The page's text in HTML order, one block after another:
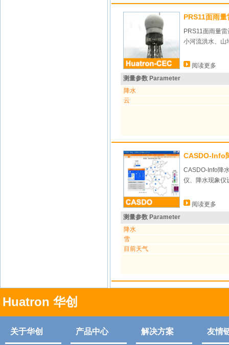
PRS11面雨量
PRS11面雨量
小河流洪水、山
阅读更多
测量参数 Parameter
降水
云
CASDO-Info
CASDO-Info降
仪、降水现象仪
阅读更多
测量参数 Parameter
降水
雪
目前天气
Huatron 华创
关于华创 产品中心 解决方案 友情